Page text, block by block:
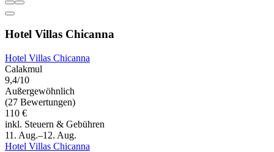
Hotel Villas Chicanna
Hotel Villas Chicanna
Calakmul
9,4/10
Außergewöhnlich
(27 Bewertungen)
110 €
inkl. Steuern & Gebühren
11. Aug.–12. Aug.
Hotel Villas Chicanna